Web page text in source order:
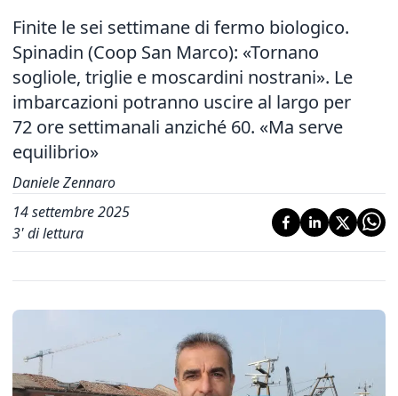
Finite le sei settimane di fermo biologico.
Spinadin (Coop San Marco): «Tornano
sogliole, triglie e moscardini nostrani». Le
imbarcazioni potranno uscire al largo per
72 ore settimanali anziché 60. «Ma serve
equilibrio»
Daniele Zennaro
14 settembre 2025
3' di lettura